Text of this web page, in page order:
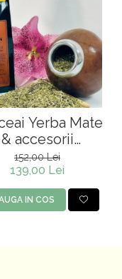
Yerba Mate
& accesorii
tradiționale
argentiniene
152,00 Lei
139,00 Lei
IN COS